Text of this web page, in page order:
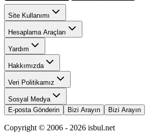
Site Kullanımı
Hesaplama Araçları
Yardım
Hakkımızda
Veri Politikamız
Sosyal Medya
E-posta Gönderin
Bizi Arayın Bizi Arayın
Copyright © 2006 - 2026 isbul.net